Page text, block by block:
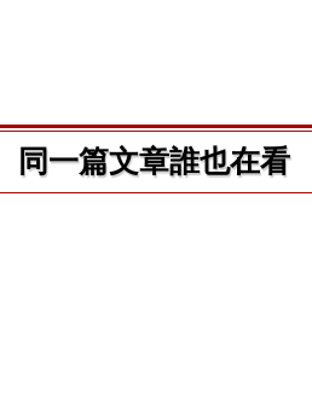
同一篇文章誰也在看